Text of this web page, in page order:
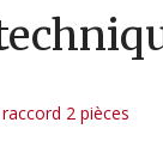
2 pièces